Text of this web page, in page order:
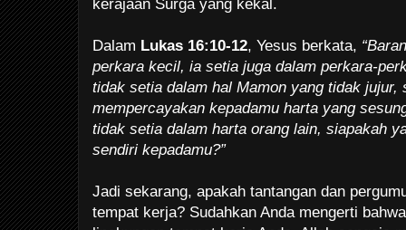
kerajaan Surga yang kekal.
Dalam Lukas 16:10-12, Yesus berkata,
perkara kecil, ia setia juga dalam perkara-
tidak setia dalam hal Mamon yang tidak jujur,
mempercayakan kepadamu harta yang
tidak setia dalam harta orang lain, siapakah
sendiri kepadamu?”
Jadi sekarang, apakah tantangan dan
tempat kerja? Sudahkan Anda mengerti